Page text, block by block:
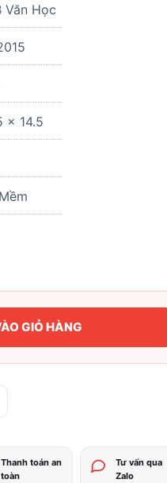
Văn Học
x 14.5
GIỎ HÀNG
Thanh toán an
toàn
Tư vấn qua
Zalo